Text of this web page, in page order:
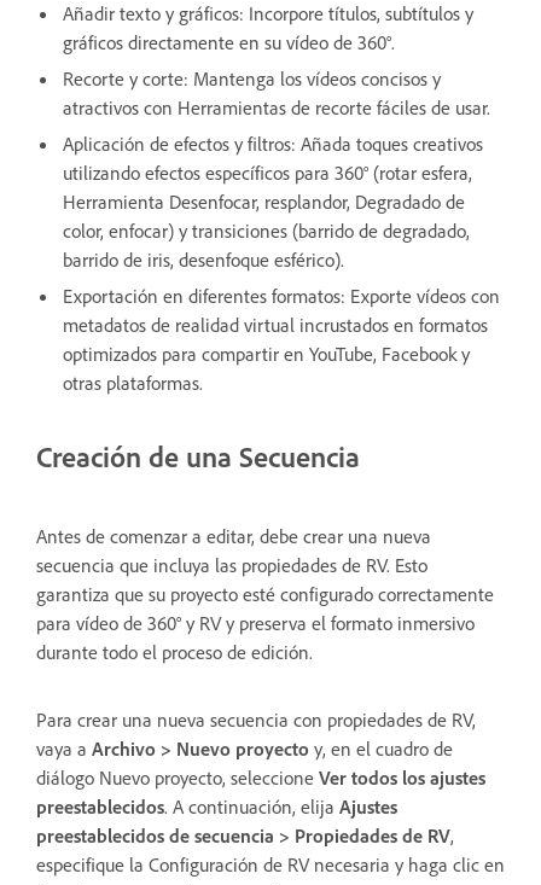
Añadir texto y gráficos: Incorpore títulos, subtítulos y
gráficos directamente en su vídeo de 360°.
Recorte y corte: Mantenga los vídeos concisos y
atractivos con Herramientas de recorte fáciles de usar.
Aplicación de efectos y filtros: Añada toques creativos
utilizando efectos específicos para 360° (rotar esfera,
Herramienta Desenfocar, resplandor, Degradado de
color, enfocar) y transiciones (barrido de degradado,
barrido de iris, desenfoque esférico).
Exportación en diferentes formatos: Exporte vídeos con
metadatos de realidad virtual incrustados en formatos
optimizados para compartir en YouTube, Facebook y
otras plataformas.
Creación de una Secuencia
Antes de comenzar a editar, debe crear una nueva
secuencia que incluya las propiedades de RV. Esto
garantiza que su proyecto esté configurado correctamente
para vídeo de 360° y RV y preserva el formato inmersivo
durante todo el proceso de edición.
Para crear una nueva secuencia con propiedades de RV,
vaya a Archivo > Nuevo proyecto y, en el cuadro de
diálogo Nuevo proyecto, seleccione Ver todos los ajustes
preestablecidos. A continuación, elija Ajustes
preestablecidos de secuencia > Propiedades de RV,
especifique la Configuración de RV necesaria y haga clic en